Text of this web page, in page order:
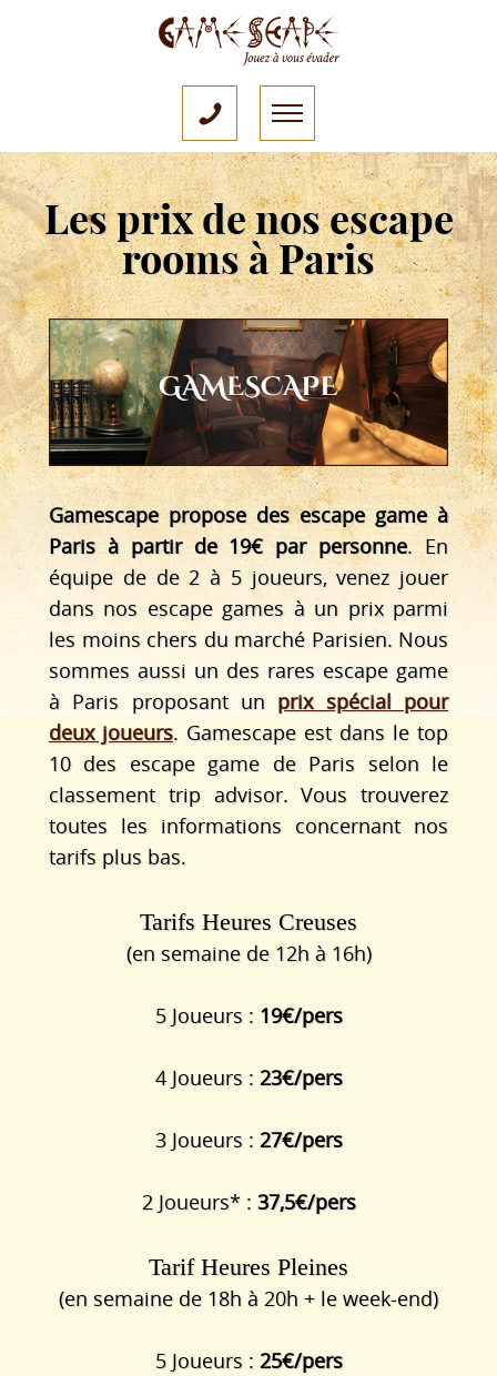
Les prix de nos escape
rooms à Paris
Gamescape propose des escape game à
Paris à partir de 19€ par personne. En
équipe de de 2 à 5 joueurs, venez jouer
dans nos escape games à un prix parmi
les moins chers du marché Parisien. Nous
sommes aussi un des rares escape game
à Paris proposant un prix spécial pour
deux joueurs. Gamescape est dans le top
10 des escape game de Paris selon le
classement trip advisor. Vous trouverez
toutes les informations concernant nos
tarifs plus bas.
Tarifs Heures Creuses
(en semaine de 12h à 16h)
5 Joueurs : 19€/pers
4 Joueurs : 23€/pers
3 Joueurs : 27€/pers
2 Joueurs* : 37,5€/pers
Tarif Heures Pleines
(en semaine de 18h à 20h + le week-end)
5 Joueurs : 25€/pers